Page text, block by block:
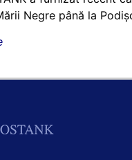
Negre până la